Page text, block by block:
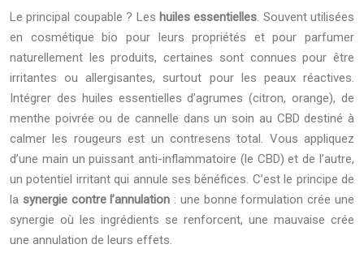
Le principal coupable ? Les huiles essentielles. Souvent utilisées
en cosmétique bio pour leurs propriétés et pour parfumer
naturellement les produits, certaines sont connues pour être
irritantes ou allergisantes, surtout pour les peaux réactives.
Intégrer des huiles essentielles d’agrumes (citron, orange), de
menthe poivrée ou de cannelle dans un soin au CBD destiné à
calmer les rougeurs est un contresens total. Vous appliquez
d’une main un puissant anti-inflammatoire (le CBD) et de l’autre,
un potentiel irritant qui annule ses bénéfices. C’est le principe de
la synergie contre l’annulation : une bonne formulation crée une
synergie où les ingrédients se renforcent, une mauvaise crée
une annulation de leurs effets.